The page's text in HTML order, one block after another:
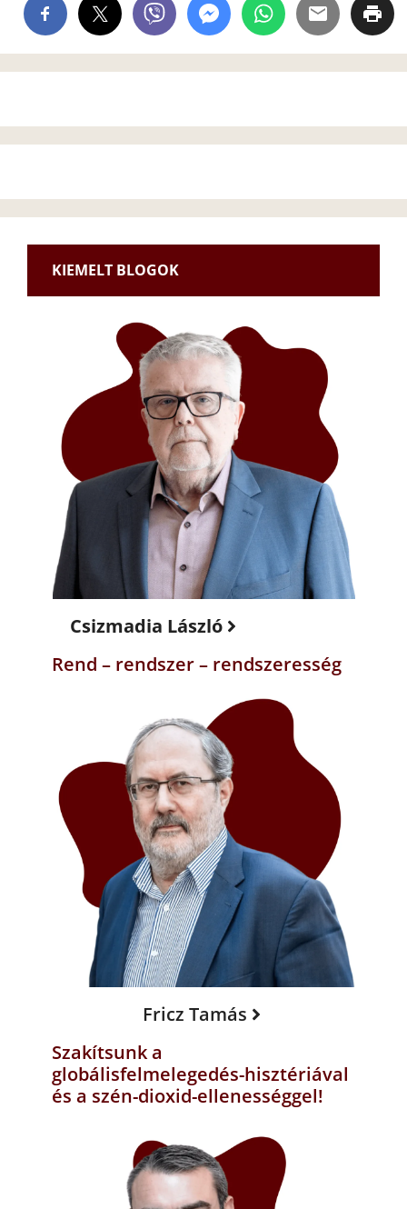
KIEMELT BLOGOK
Csizmadia László
Rend – rendszer – rendszeresség
Fricz Tamás
Szakítsunk a
globálisfelmelegedés-hisztériával
és a szén-dioxid-ellenességgel!